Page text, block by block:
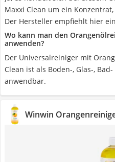
Maxxi Clean um ein
Der Hersteller empfiehlt hier
Wo kann man den
anwenden?
Der Universalreiniger mit
Clean ist als Boden-, Glas-,
anwendbar.
Winwin